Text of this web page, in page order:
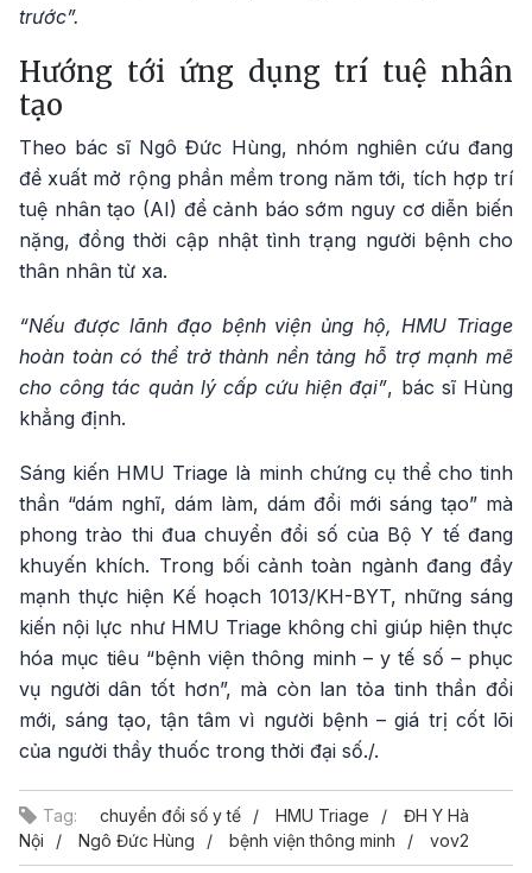
trước”.
Hướng tới ứng dụng trí tuệ nhân
tạo
Theo bác sĩ Ngô Đức Hùng, nhóm nghiên cứu đang
đề xuất mở rộng phần mềm trong năm tới, tích hợp trí
tuệ nhân tạo (AI) để cảnh báo sớm nguy cơ diễn biến
nặng, đồng thời cập nhật tình trạng người bệnh cho
thân nhân từ xa.
“Nếu được lãnh đạo bệnh viện ủng hộ, HMU Triage
hoàn toàn có thể trở thành nền tảng hỗ trợ mạnh mẽ
cho công tác quản lý cấp cứu hiện đại”, bác sĩ Hùng
khẳng định.
Sáng kiến HMU Triage là minh chứng cụ thể cho tinh
thần “dám nghĩ, dám làm, dám đổi mới sáng tạo” mà
phong trào thi đua chuyển đổi số của Bộ Y tế đang
khuyến khích. Trong bối cảnh toàn ngành đang đẩy
mạnh thực hiện Kế hoạch 1013/KH-BYT, những sáng
kiến nội lực như HMU Triage không chỉ giúp hiện thực
hóa mục tiêu “bệnh viện thông minh – y tế số – phục
vụ người dân tốt hơn”, mà còn lan tỏa tinh thần đổi
mới, sáng tạo, tận tâm vì người bệnh – giá trị cốt lõi
của người thầy thuốc trong thời đại số./.
Tag: chuyển đổi số y tế HMU Triage
ĐH Y Hà
Nội
Ngô Đức Hùng bệnh viện thông minh vov2